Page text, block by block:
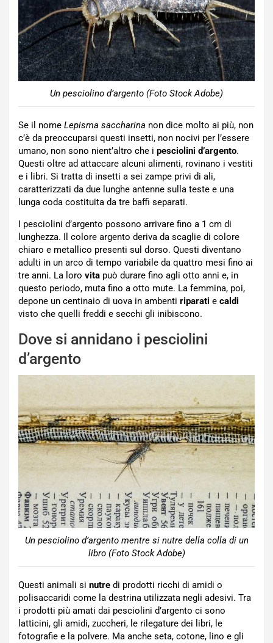
Un pesciolino d’argento (Foto Stock Adobe)
Se il nome Lepisma saccharina non dice molto ai più, non
c’è da preoccuparsi questi insetti, non nocivi per l’essere
umano, non sono nient’altro che i pesciolini d’argento.
Questi oltre ad attaccare alcuni alimenti, rovinano i vestiti
e i libri. Si tratta di insetti a sei zampe privi di ali,
caratterizzati da due lunghe antenne sulla teste e una
lunga coda costituita da tre baffi separati.
I pesciolini d’argento possono arrivare fino a 1 cm di
lunghezza. Il colore argento deriva da scaglie di colore
chiaro e metallico presenti sul dorso. Questi diventano
adulti in un arco di tempo variabile da quattro mesi fino ai
tre anni. La loro vita può durare fino agli otto anni e, in
questo periodo, muta fino a otto mute. La femmina, poi,
depone un centinaio di uova in ambenti riparati e caldi
visto che quelli freddi e secchi gli inibiscono.
Dove si annidano i pesciolini
d’argento
Un pesciolino d’argento mentre si nutre della colla di un
libro (Foto Stock Adobe)
Questi animali si nutre di prodotti ricchi di amidi o
polisaccaridi come la destrina utilizzata negli adesivi. Tra
i prodotti più amati dai pesciolini d’argento ci sono
latticini, gli amidi, zuccheri, le rilegature dei libri, le
fotografie e la polvere. Ma anche seta, cotone, lino e gli